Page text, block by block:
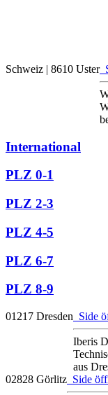
Schweiz | 8610 Uster
International
PLZ 0-1
PLZ 2-3
PLZ 4-5
PLZ 6-7
PLZ 8-9
01217 Dresden Side
Iberis
aus
02828 Görlitz Side